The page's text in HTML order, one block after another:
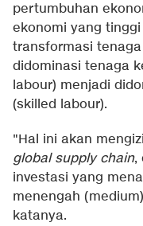
pertumbuhan
ekonomi yang
transformasi
didominasi tenaga
labour) menjadi
(skilled labour).
"Hal ini akan
global supply chain,
investasi yang
menengah
katanya.